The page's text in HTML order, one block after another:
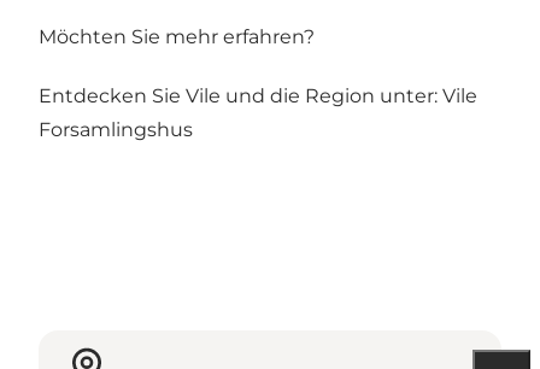
Möchten Sie mehr erfahren?
Entdecken Sie Vile und die Region unter: Vile
Forsamlingshus